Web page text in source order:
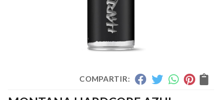
COMPARTIR: